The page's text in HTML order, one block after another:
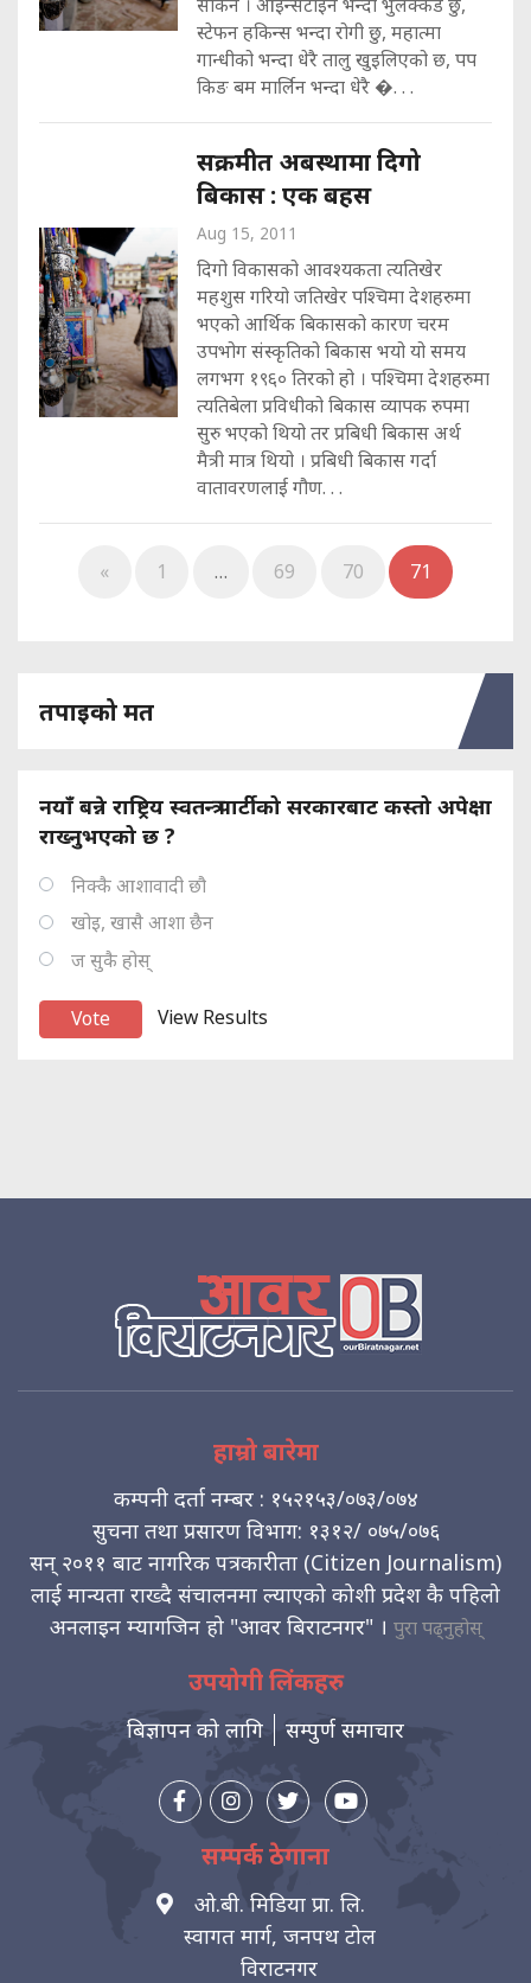
स्टेफन हकिन्स भन्दा रोगी छु, महात्मा
गान्धीको भन्दा धेरै तालु खुइलिएको छ, पप
किङ बम मार्लिन भन्दा धेरै �. . .
सक्रमीत अबस्थामा दिगो
बिकास : एक बहस
Aug 15, 2011
दिगो विकासको आवश्यकता त्यतिखेर
महशुस गरियो जतिखेर पश्चिमा देशहरुमा
भएको आर्थिक बिकासको कारण चरम
उपभोग संस्कृतिको बिकास भयो यो समय
लगभग १९६० तिरको हो । पश्चिमा देशहरुमा
त्यतिबेला प्रविधीको बिकास व्यापक रुपमा
सुरु भएको थियो तर प्रबिधी बिकास अर्थ
मैत्री मात्र थियो । प्रबिधी बिकास गर्दा
वातावरणलाई गौण. . .
« 1 … 69 70 71
तपाइको मत
नयाँ बन्ने राष्ट्रिय स्वतन्त्र पार्टीको सरकारबाट कस्तो अपेक्षा
राख्नुभएको छ ?
निक्कै आशावादी छौ
खोइ, खासै आशा छैन
ज सुकै होस्
View Results
हाम्रो बारेमा
कम्पनी दर्ता नम्बर : १५२१५३/०७३/०७४
सुचना तथा प्रसारण विभाग: १३१२/ ०७५/०७६
सन् २०११ बाट नागरिक पत्रकारीता (Citizen Journalism)
लाई मान्यता राख्दै संचालनमा ल्याएको कोशी प्रदेश कै पहिलो
अनलाइन म्यागजिन हो "आवर बिराटनगर" । पुरा पढ्नुहोस्
उपयोगी लिंकहरु
बिज्ञापन को लागि सम्पुर्ण समाचार
सम्पर्क ठेगाना
ओ.बी. मिडिया प्रा. लि.
स्वागत मार्ग, जनपथ टोल
विराटनगर